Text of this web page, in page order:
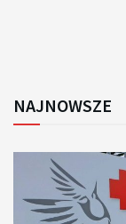
NAJNOWSZE